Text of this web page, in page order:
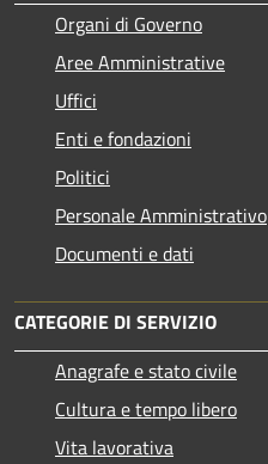
Organi di Governo
Aree Amministrative
Uffici
Enti e fondazioni
Politici
Personale Amministrativo
Documenti e dati
CATEGORIE DI SERVIZIO
Anagrafe e stato civile
Cultura e tempo libero
Vita lavorativa